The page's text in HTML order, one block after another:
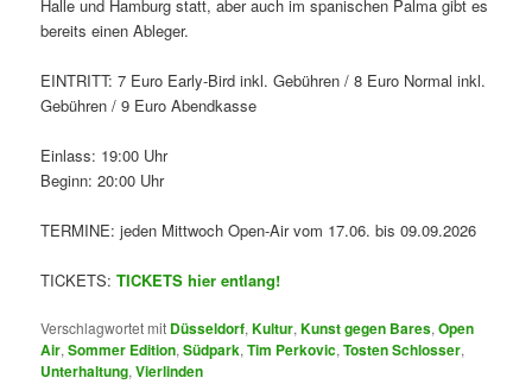
Halle und Hamburg statt, aber auch im spanischen Palma gibt es
bereits einen Ableger.
EINTRITT: 7 Euro Early-Bird inkl. Gebühren / 8 Euro Normal inkl.
Gebühren / 9 Euro Abendkasse
Einlass: 19:00 Uhr
Beginn: 20:00 Uhr
TERMINE: jeden Mittwoch Open-Air vom 17.06. bis 09.09.2026
TICKETS:TICKETS hier entlang!
Verschlagwortet mit Düsseldorf,Kultur,Kunst gegen Bares,Open
Air,Sommer Edition,Südpark,Tim Perkovic,Tosten Schlosser,
Unterhaltung,Vierlinden